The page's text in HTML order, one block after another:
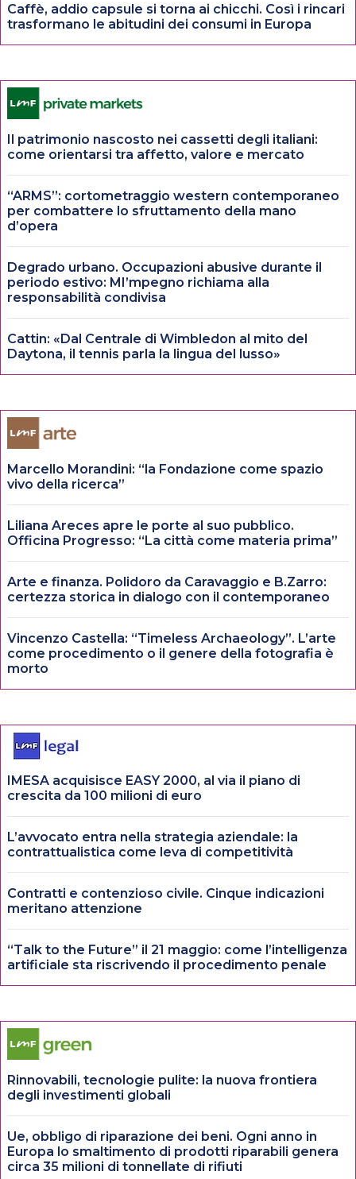
Caffè, addio capsule si torna ai chicchi. Così i rincari
trasformano le abitudini dei consumi in Europa
Il patrimonio nascosto nei cassetti degli italiani:
come orientarsi tra affetto, valore e mercato
“ARMS”: cortometraggio western contemporaneo
per combattere lo sfruttamento della mano
d’opera
Degrado urbano. Occupazioni abusive durante il
periodo estivo: MI’mpegno richiama alla
responsabilità condivisa
Cattin: «Dal Centrale di Wimbledon al mito del
Daytona, il tennis parla la lingua del lusso»
Marcello Morandini: “la Fondazione come spazio
vivo della ricerca”
Liliana Areces apre le porte al suo pubblico.
Officina Progresso: “La città come materia prima”
Arte e finanza. Polidoro da Caravaggio e B.Zarro:
certezza storica in dialogo con il contemporaneo
Vincenzo Castella: “Timeless Archaeology”. L’arte
come procedimento o il genere della fotografia è
morto
IMESA acquisisce EASY 2000, al via il piano di
crescita da 100 milioni di euro
L’avvocato entra nella strategia aziendale: la
contrattualistica come leva di competitività
Contratti e contenzioso civile. Cinque indicazioni
meritano attenzione
“Talk to the Future” il 21 maggio: come l’intelligenza
artificiale sta riscrivendo il procedimento penale
Rinnovabili, tecnologie pulite: la nuova frontiera
degli investimenti globali
Ue, obbligo di riparazione dei beni. Ogni anno in
Europa lo smaltimento di prodotti riparabili genera
circa 35 milioni di tonnellate di rifiuti